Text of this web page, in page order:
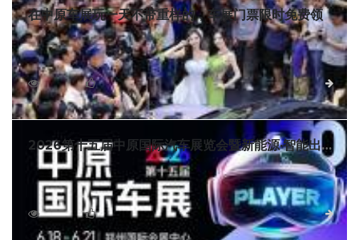
在中原车展玩一天不带重样的，车展门票限时免费领
河南最好玩的车展来了！6月18日至21日，2026第十五届
中原国际车展就在郑州国际会展中心。60+汽车品牌，800+热
门车型，超多新车齐上阵！买车立省上万元，最值得期待的是
中原车展10大活动逐一解锁，现中原国际车展门票限时免费，
点击页面下方按钮即可领取！
6603 0 详细
2026第十五届中原国际汽车展览会暨新能源·智能出行
展
2026第十五届中原国际汽车展览会暨新能源·智能出行展将
于2026年6月18日至21日在河南郑州国际会展中心盛大举行！
9066
0 详细